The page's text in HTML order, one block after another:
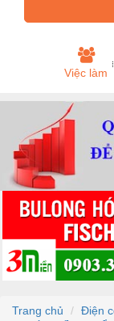
Việc làm
Trang chủ
Điện